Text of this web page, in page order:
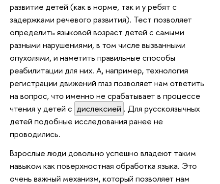
развитие детей (как в норме, так и у ребят с
задержками речевого развития). Тест позволяет
определить языковой возраст детей с самыми
разными нарушениями, в том числе вызванными
опухолями, и наметить правильные способы
реабилитации для них. А, например, технология
регистрации движений глаз позволяет нам ответить
на вопрос, что именно не срабатывает в процессе
чтения у детей с дислексией . Для русскоязычных
детей подобные исследования ранее не
проводились.
Взрослые люди довольно успешно владеют таким
навыком как поверхностная обработка языка. Это
очень важный механизм, который позволяет нам